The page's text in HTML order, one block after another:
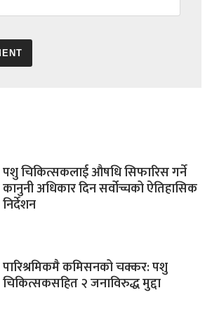
पशु चिकित्सकलाई औषधि सिफारिस गर्ने
कानुनी अधिकार दिन सर्वोच्चको ऐतिहासिक
निर्देशन
पारिश्रमिकमै कमिसनको चक्कर: पशु
चिकित्सकसहित २ जनाविरुद्ध मुद्दा